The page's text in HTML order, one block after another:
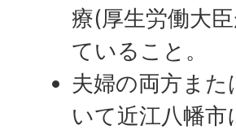
療(厚生労働大
ていること。
夫婦の両方ま
いて近江八幡